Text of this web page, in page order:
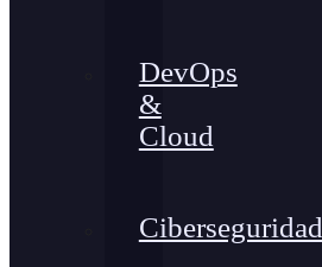
DevOps
&
Cloud
Ciberseguridad